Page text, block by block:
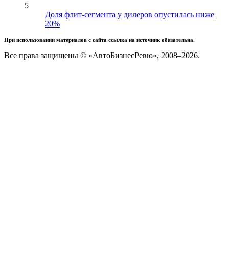
5
Доля флит-сегмента у дилеров опустилась ниже
20%
При использовании материалов с сайта ссылка на источник обязательна.
Все права защищены © «АвтоБизнесРевю», 2008–2026.